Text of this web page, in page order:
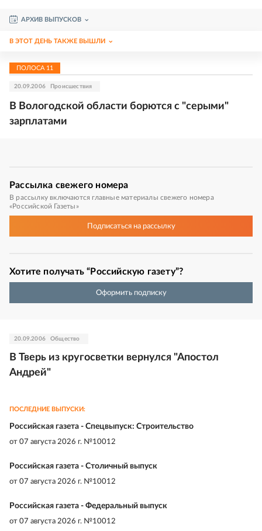
АРХИВ ВЫПУСКОВ
В ЭТОТ ДЕНЬ ТАКЖЕ ВЫШЛИ
ПОЛОСА 11
20.09.2006 Происшествия
В Вологодской области борются с "серыми"
зарплатами
Рассылка свежего номера
В рассылку включаются главные материалы свежего номера
«Российской Газеты»
Подписатьсяна рассылку
Хотите получать “Российскую газету”?
Оформить подписку
20.09.2006 Общество
В Тверь из кругосветки вернулся "Апостол
Андрей"
ПОСЛЕДНИЕ ВЫПУСКИ:
Российская газета - Спецвыпуск: Строительство
от 07 августа 2026 г. №10012
Российская газета - Столичный выпуск
от 07 августа 2026 г. №10012
Российская газета - Федеральный выпуск
от 07 августа 2026 г. №10012